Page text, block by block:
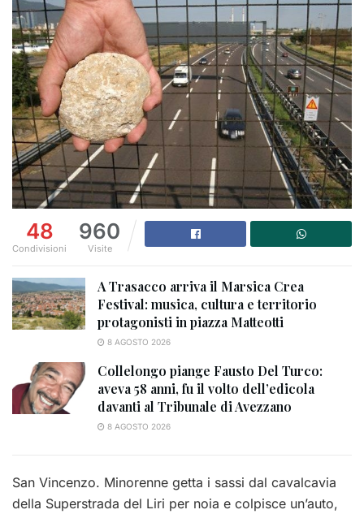
48
Condivisioni
960
Visite
A Trasacco arriva il Marsica Crea
Festival: musica, cultura e territorio
protagonisti in piazza Matteotti
8 AGOSTO 2026
Collelongo piange Fausto Del Turco:
aveva 58 anni, fu il volto dell’edicola
davanti al Tribunale di Avezzano
8 AGOSTO 2026
San Vincenzo. Minorenne getta i sassi dal cavalcavia
della Superstrada del Liri per noia e colpisce un’auto,